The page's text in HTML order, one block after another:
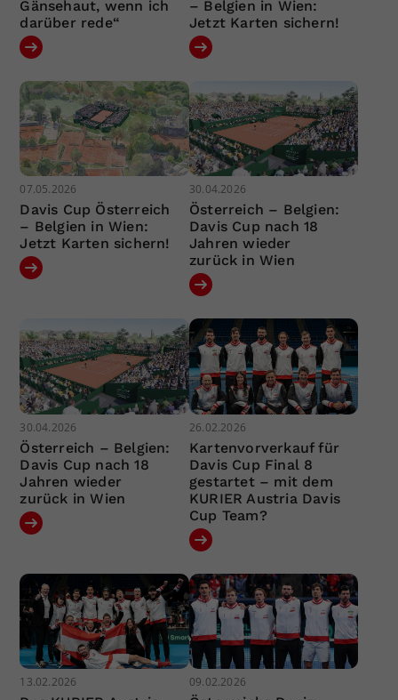
Gänsehaut, wenn ich
darüber rede“
– Belgien in Wien:
Jetzt Karten sichern!
07.05.2026
Davis Cup Österreich
– Belgien in Wien:
Jetzt Karten sichern!
30.04.2026
Österreich – Belgien:
Davis Cup nach 18
Jahren wieder
zurück in Wien
30.04.2026
Österreich – Belgien:
Davis Cup nach 18
Jahren wieder
zurück in Wien
26.02.2026
Kartenvorverkauf für
Davis Cup Final 8
gestartet – mit dem
KURIER Austria Davis
Cup Team?
13.02.2026 09.02.2026